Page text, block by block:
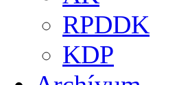
RPDDK
KDP